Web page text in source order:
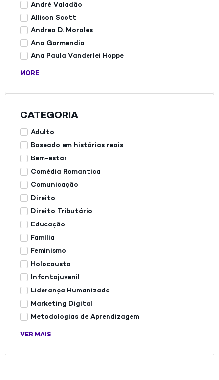
André Valadão
Allison Scott
Andrea D. Morales
Ana Garmendia
Ana Paula Vanderlei Hoppe
MORE
CATEGORIA
Adulto
Baseado em histórias reais
Bem-estar
Comédia Romantica
Comunicação
Direito
Direito Tributário
Educação
Família
Feminismo
Holocausto
Infantojuvenil
Liderança Humanizada
Marketing Digital
Metodologias de Aprendizagem
VER MAIS